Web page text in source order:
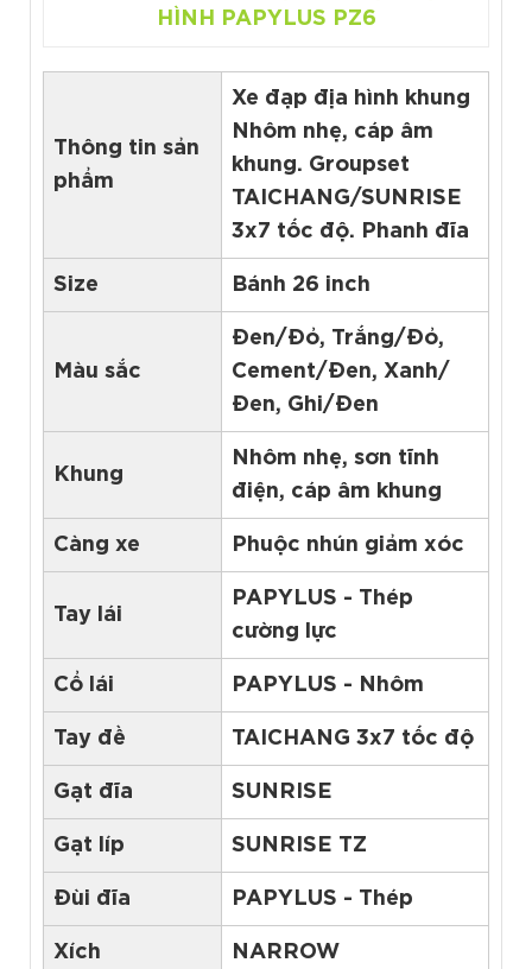
HÌNH PAPYLUS PZ6
Thông tin sản
phẩm
Xe đạp địa hình khung
Nhôm nhẹ, cáp âm
khung. Groupset
TAICHANG/SUNRISE
3x7 tốc độ. Phanh đĩa
Size Bánh 26 inch
Màu sắc
Đen/Đỏ, Trắng/Đỏ,
Cement/Đen, Xanh/
Đen, Ghi/Đen
Khung
Nhôm nhẹ, sơn tĩnh
điện, cáp âm khung
Càng xe Phuộc nhún giảm xóc
Tay lái
PAPYLUS - Thép
cường lực
Cổ lái PAPYLUS - Nhôm
Tay đề TAICHANG 3x7 tốc độ
Gạt đĩa SUNRISE
Gạt líp SUNRISE TZ
Đùi đĩa PAPYLUS - Thép
Xích NARROW